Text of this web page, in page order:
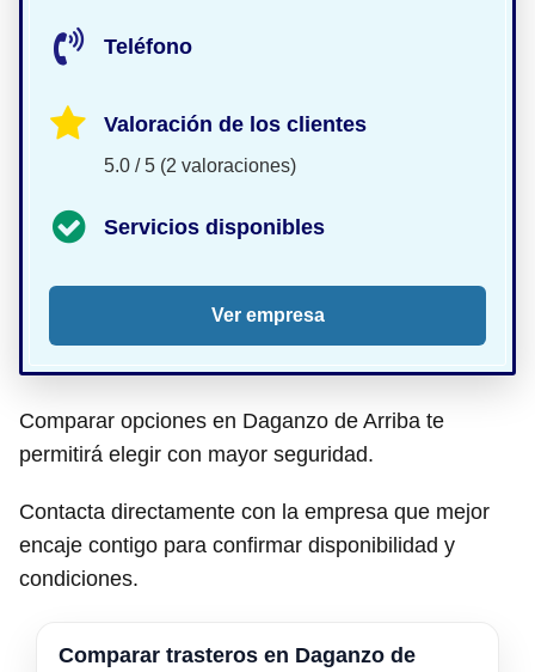
Teléfono
Valoración de los clientes
5.0 / 5 (2 valoraciones)
Servicios disponibles
Ver empresa
Comparar opciones en Daganzo de Arriba te
permitirá elegir con mayor seguridad.
Contacta directamente con la empresa que mejor
encaje contigo para confirmar disponibilidad y
condiciones.
Comparar trasteros en Daganzo de